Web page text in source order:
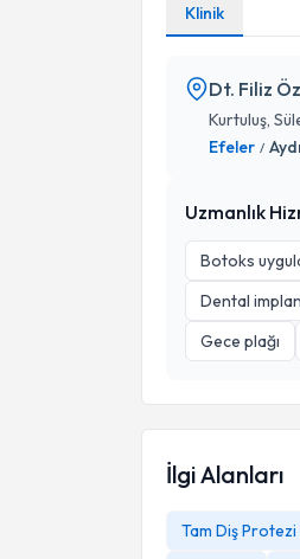
Klinik
Dt. Filiz
Kurtuluş,
Efeler /
Uzmanlık
Botoks
Dental
Gece plağı
İlgi Alanları
Tam Diş Protezi